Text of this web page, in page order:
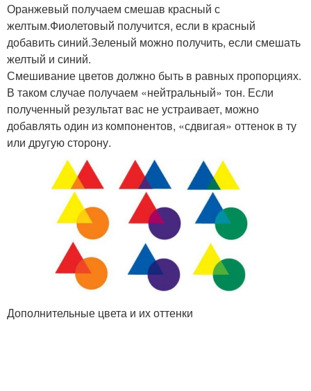
Оранжевый получаем смешав красный с
желтым.Фиолетовый получится, если в красный
добавить синий.Зеленый можно получить, если смешать
желтый и синий.
Смешивание цветов должно быть в равных пропорциях.
В таком случае получаем «нейтральный» тон. Если
полученный результат вас не устраивает, можно
добавлять один из компонентов, «сдвигая» оттенок в ту
или другую сторону.
Дополнительные цвета и их оттенки